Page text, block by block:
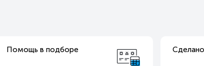
Помощь в подборе